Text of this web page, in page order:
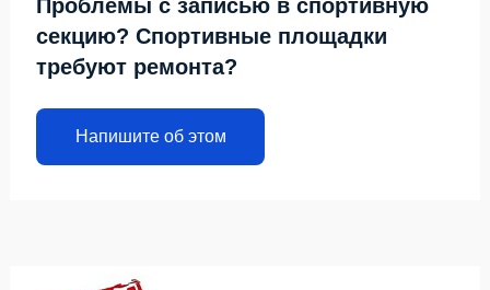
Проблемы с записью в спортивную
секцию? Спортивные площадки
требуют ремонта?
Напишите об этом